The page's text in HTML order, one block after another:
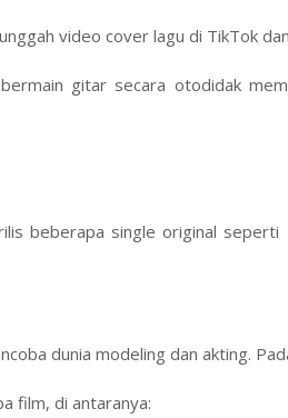
video cover lagu di TikTok
gitar secara otodidak
beberapa single original
dunia modeling dan akting.
film, di antaranya: